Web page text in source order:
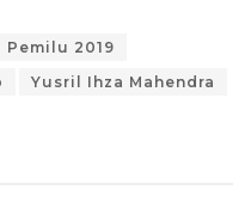
Pemilu 2019
Yusril Ihza Mahendra